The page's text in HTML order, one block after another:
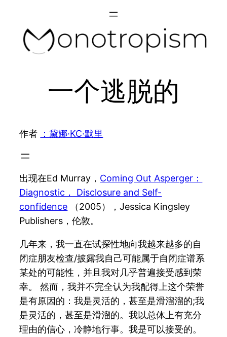
content
一个逃脱的
作者 ：黛娜·KC·默里
出现在Ed Murray， Coming Out Asperger：
Diagnostic， Disclosure and Self-
confidence （2005），Jessica Kingsley
Publishers，伦敦。
几年来，我一直在试探性地向我越来越多的自
闭症朋友检查/披露我自己可能属于自闭症谱系
某处的可能性，并且我对几乎普遍接受感到荣
幸。 然而，我并不完全认为我配得上这个荣誉
是有原因的：我是灵活的，甚至是滑溜溜的;我
是灵活的，甚至是滑溜的。我以总体上有充分
理由的信心，冷静地行事。我是可以接受的。